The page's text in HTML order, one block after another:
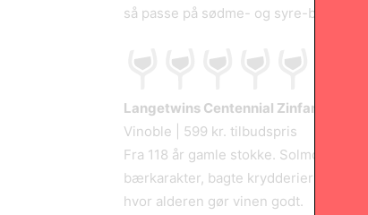
så passe på sødme- og syre-balancen.
Langetwins Centennial Zinfandel
Vinoble | 599 kr. tilbudspris
Fra 118 år gamle stokke. Solmoden
bærkarakter, bagte krydderier og
hvor alderen gør vinen godt.